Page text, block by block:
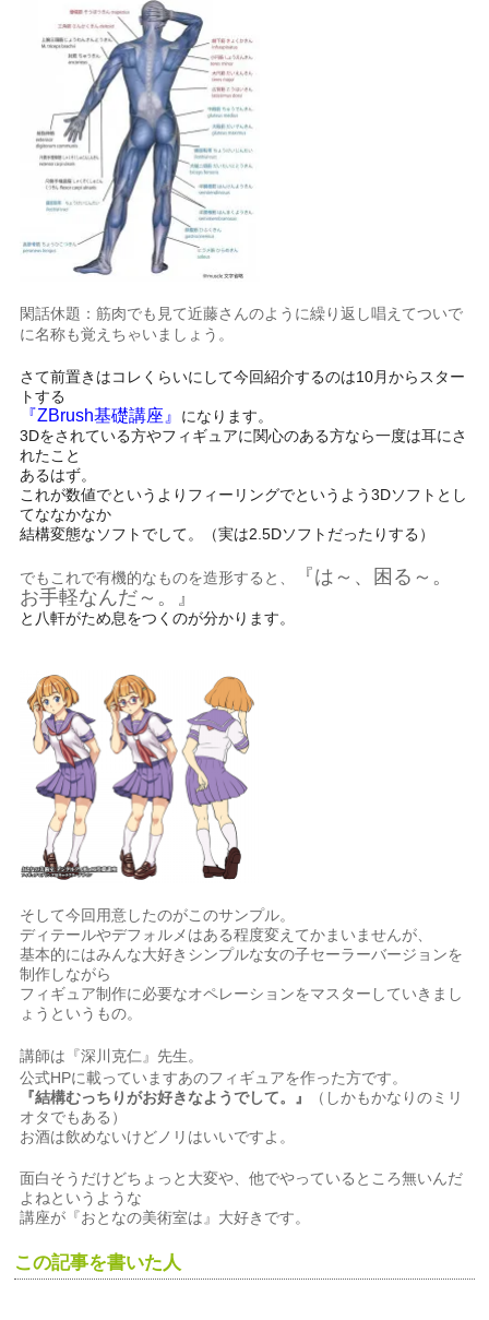
閑話休題：筋肉でも見て近藤さんのように繰り返し唱えてついで
に名称も覚えちゃいましょう。
さて前置きはコレくらいにして今回紹介するのは10月からスター
トする
『ZBrush基礎講座』 になります。
3Dをされている方やフィギュアに関心のある方なら一度は耳にさ
れたこと
あるはず。
これが数値でというよりフィーリングでというよう3Dソフトとし
てななかなか
結構変態なソフトでして。（実は2.5Dソフトだったりする）
でもこれで有機的なものを造形すると、
『は～、困る～。
お手軽なんだ～。』
と八軒がため息をつくのが分かります。
そして今回用意したのがこのサンプル。
ディテールやデフォルメはある程度変えてかまいませんが、
基本的にはみんな大好きシンプルな女の子セーラーバージョンを
制作しながら
フィギュア制作に必要なオペレーションをマスターしていきまし
ょうというもの。
講師は『深川克仁』先生。
公式HPに載っていますあのフィギュアを作った方です。
『結構むっちりがお好きなようでして。』
（しかもかなりのミリ
オタでもある）
お酒は飲めないけどノリはいいですよ。
面白そうだけどちょっと大変や、他でやっているところ無いんだ
よねというような
講座が『おとなの美術室は』大好きです。
この記事を書いた人